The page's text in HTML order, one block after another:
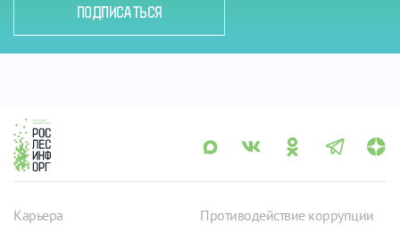
ПОДПИСАТЬСЯ
Карьера
Противодействие коррупции